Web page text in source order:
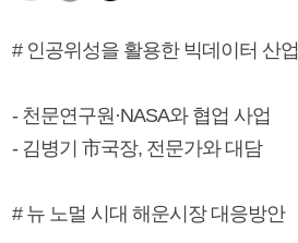
# 인공위성을 활용한 빅데이터 산업
- 천문연구원·NASA와 협업 사업
- 김병기 市국장, 전문가와 대담
# 뉴 노멀 시대 해운시장 대응방안